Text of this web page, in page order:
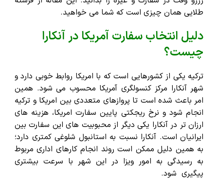
طلایی همان چیزی است که شما می خواهید.
دلیل انتخاب سفارت آمریکا در آنکارا
چیست؟
ترکیه یکی از کشورهایی است که با امریکا روابط خوبی دارد و
شهر آنکارا مرکز کنسولگری آمریکا محسوب می شود. همین
امر باعث شده است تا پروازهای متعددی بین امریکا و ترکیه
انجام شود و نرخ ریجکتی پایین سفارت امریکا، هزینه های
ارزان تر در آنکارا یکی دیگر از محبوبیت های این سفارت بین
ایرانیان است. آنکارا نسبت به استانبول شلوغی کمتری دارد؛
به همین دلیل ممکن است روند انجام کارهای اداری مربوط
به رسیدگی به امور ویزا در این شهر با سرعت بیشتری
پیگیری شود.